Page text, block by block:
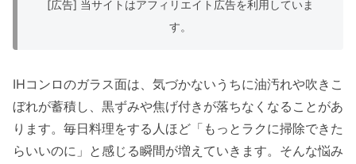
[広告] 当サイトはアフィリエイト広告を利用していま
す。
IHコンロのガラス面は、気づかないうちに油汚れや吹きこ
ぼれが蓄積し、黒ずみや焦げ付きが落ちなくなることがあ
ります。毎日料理をする人ほど「もっとラクに掃除できた
らいいのに」と感じる瞬間が増えていきます。そんな悩み